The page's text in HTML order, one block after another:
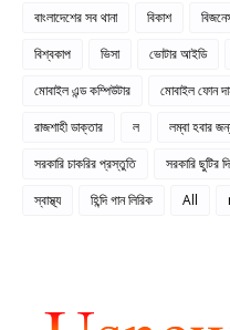
বাংলাদেশের সব থানা
বিকাশ
বিশ্বকাপ
ভিসা ভোটার আইডি
মোবাইল এন্ড কম্পিউটার
মোবাইল ফোন
রাজশাহী ডাক্তার
ল লম্বা হবার
সরকারি চাকরির প্রস্তুতি
সরকারি ছুটির
স্বাস্থ্য
হিন্দি গান লিরিক All